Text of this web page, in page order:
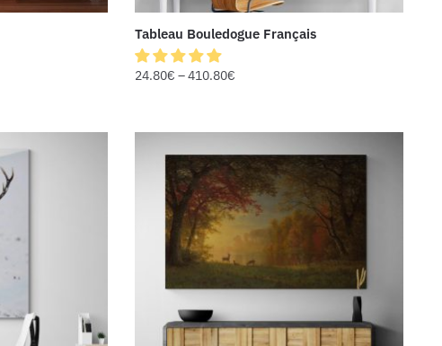
Tableau Bouledogue Français
24.80€ –410.80€